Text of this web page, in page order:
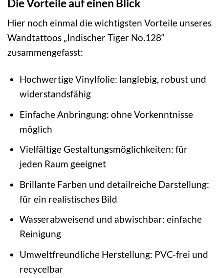
Die Vorteile auf einen Blick
Hier noch einmal die wichtigsten Vorteile unseres
Wandtattoos „Indischer Tiger No.128“
zusammengefasst:
Hochwertige Vinylfolie: langlebig, robust und
widerstandsfähig
Einfache Anbringung: ohne Vorkenntnisse
möglich
Vielfältige Gestaltungsmöglichkeiten: für
jeden Raum geeignet
Brillante Farben und detailreiche Darstellung:
für ein realistisches Bild
Wasserabweisend und abwischbar: einfache
Reinigung
Umweltfreundliche Herstellung: PVC-frei und
recycelbar